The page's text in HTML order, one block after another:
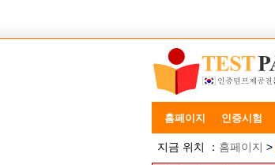
홈페이지 인증시험
지금 위치 ： 홈페이지 >